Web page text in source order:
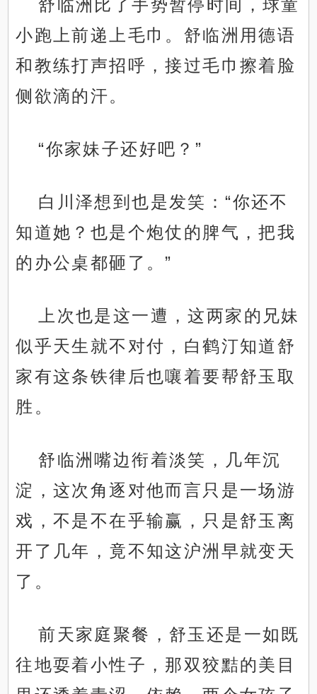
舒临洲比了手势暂停时间，球童
小跑上前递上毛巾。舒临洲用德语
和教练打声招呼，接过毛巾擦着脸
侧欲滴的汗。
“你家妹子还好吧？”
白川泽想到也是发笑：“你还不
知道她？也是个炮仗的脾气，把我
的办公桌都砸了。”
上次也是这一遭，这两家的兄妹
似乎天生就不对付，白鹤汀知道舒
家有这条铁律后也嚷着要帮舒玉取
胜。
舒临洲嘴边衔着淡笑，几年沉
淀，这次角逐对他而言只是一场游
戏，不是不在乎输赢，只是舒玉离
开了几年，竟不知这沪洲早就变天
了。
前天家庭聚餐，舒玉还是一如既
往地耍着小性子，那双狡黠的美目